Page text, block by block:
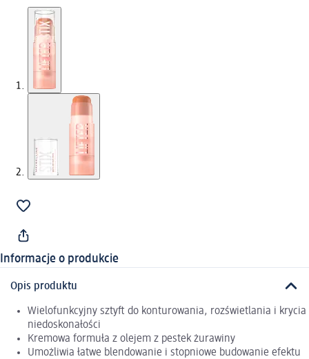
Informacje o produkcie
Opis produktu
Wielofunkcyjny sztyft do konturowania, rozświetlania i krycia
niedoskonałości
Kremowa formuła z olejem z pestek żurawiny
Umożliwia łatwe blendowanie i stopniowe budowanie efektu